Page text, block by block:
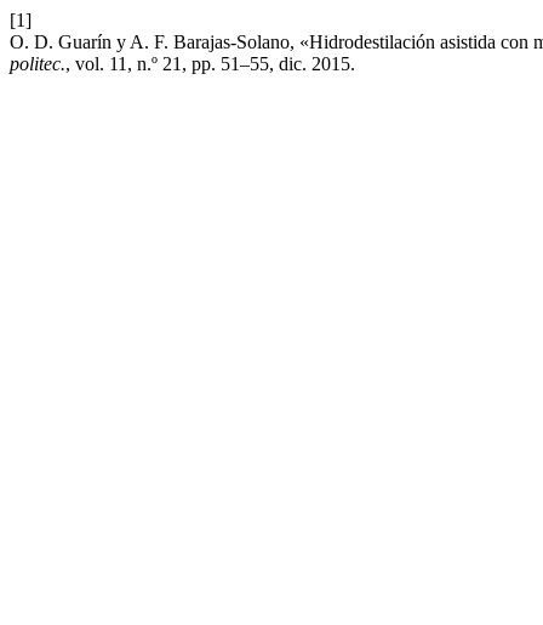
[1]
O. D. Guarín y A. F. Barajas-Solano, «Hidrodestilación asistida
politec., vol. 11, n.º 21, pp. 51–55, dic. 2015.